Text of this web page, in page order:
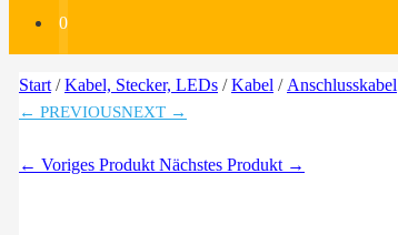
0
Start /Kabel, Stecker, LEDs /Kabel / Anschlusskabel
← PREVIOUSNEXT →
← Voriges Produkt Nächstes Produkt →